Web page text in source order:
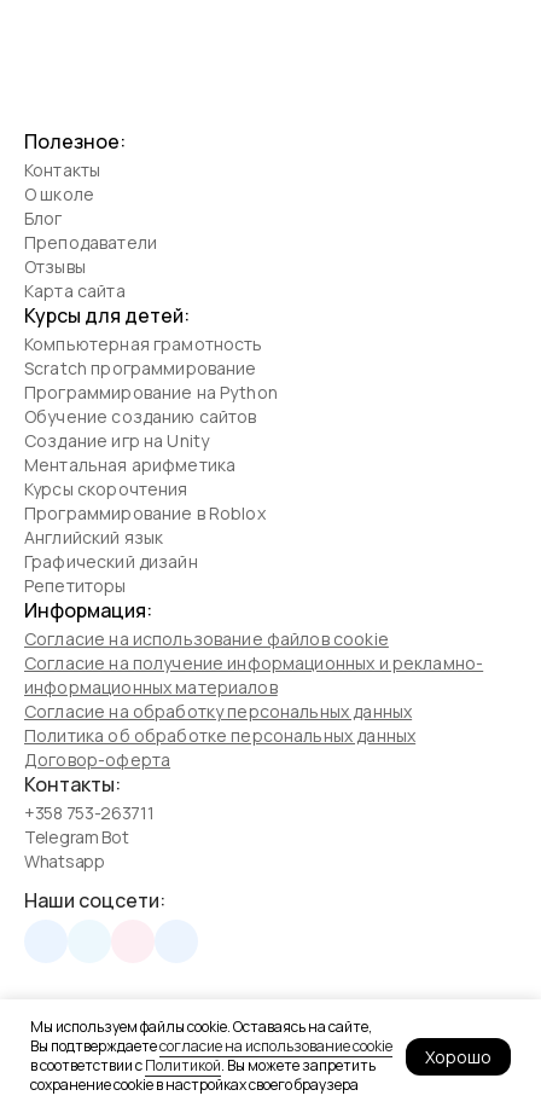
Полезное:
Контакты
О школе
Блог
Преподаватели
Отзывы
Карта сайта
Курсы для детей:
Компьютерная грамотность
Scratch программирование
Программирование на Python
Обучение созданию сайтов
Создание игр на Unity
Ментальная арифметика
Курсы скорочтения
Программирование в Roblox
Английский язык
Графический дизайн
Репетиторы
Информация:
Согласие на использование файлов cookie
Согласие на получение информационных и рекламно-
информационных материалов
Согласие на обработку персональных данных
Политика об обработке персональных данных
Договор-оферта
Контакты:
+358 753-263711
Telegram Bot
Whatsapp
Наши соцсети:
Школа программирования для детей
HELLO STEM PTE. LTD. 68 Circular Road, #02-01, 049422,
Singapore
Мы используем файлы cookie. Оставаясь на сайте,
Вы подтверждаетесогласие на использование cookie
в соответствии сПолитикой. Вы можете запретить
сохранение cookie в настройках своего браузера
Хорошо